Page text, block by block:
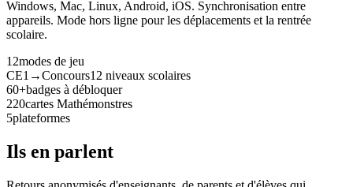
Windows, Mac, Linux, Android, iOS. Synchronisation entre
appareils. Mode hors ligne pour les déplacements et la rentrée
scolaire.
12modes de jeu
CE1→Concours12 niveaux scolaires
60+badges à débloquer
220cartes Mathémonstres
5plateformes
Ils en parlent